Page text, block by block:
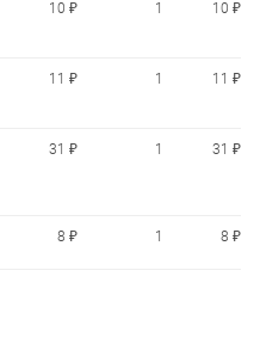
10 ₽ 1 10 ₽
11 ₽ 1 11 ₽
31 ₽ 1 31 ₽
8 ₽ 1 8 ₽